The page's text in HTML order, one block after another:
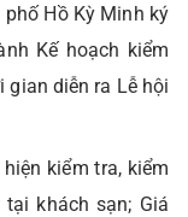
Hồ Kỳ Minh ký
Kế hoạch kiểm
gian diễn ra Lễ hội
kiểm tra, kiểm
khách sạn; Giá